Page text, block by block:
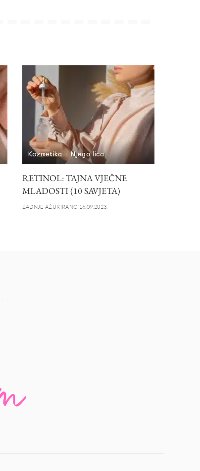
Kozmetika Njega lica
RETINOL: TAJNA VJEČNE
MLADOSTI (10 SAVJETA)
ZADNJE AŽURIRANO 16.09.2023.